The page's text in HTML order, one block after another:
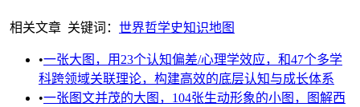
相关文章 关键词： 世界哲学史知识地图
•一张大图，用23个认知偏差/心理学效应，和47个多学
科跨领域关联理论，构建高效的底层认知与成长体系
•一张图文并茂的大图，104张生动形象的小图，图解西